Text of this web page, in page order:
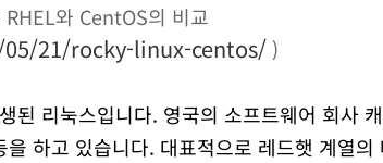
와 CentOS의 비교
21/rocky-linux-centos/ )
리눅스입니다. 영국의 소프트웨어 회사
하고 있습니다. 대표적으로 레드햇 계열